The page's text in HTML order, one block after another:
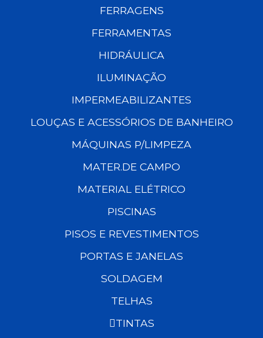
FERRAGENS
FERRAMENTAS
HIDRÁULICA
ILUMINAÇÃO
IMPERMEABILIZANTES
LOUÇAS E ACESSÓRIOS DE BANHEIRO
MÁQUINAS P/LIMPEZA
MATER.DE CAMPO
MATERIAL ELÉTRICO
PISCINAS
PISOS E REVESTIMENTOS
PORTAS E JANELAS
SOLDAGEM
TELHAS
TINTAS